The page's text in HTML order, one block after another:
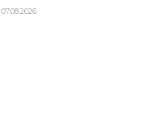
07.08.2026